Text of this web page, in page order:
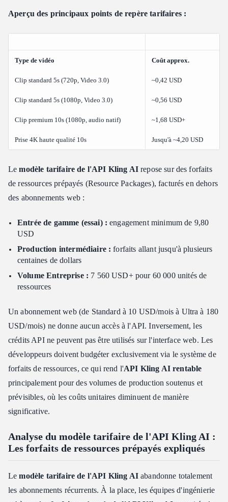
Aperçu des principaux points de repère tarifaires :
Type de vidéo Coût approx.
Clip standard 5s (720p, Video 3.0) ~0,42 USD
Clip standard 5s (1080p, Video 3.0) ~0,56 USD
Clip premium 10s (1080p, audio natif) ~1,68 USD+
Prise 4K haute qualité 10s Jusqu'à ~4,20 USD
Lemodèle tarifaire de l'API Kling AIrepose sur des forfaits
de ressources prépayés (Resource Packages), facturés en dehors
des abonnements web :
Entrée de gamme (essai) : engagement minimum de 9,80
USD
Production intermédiaire : forfaits allant jusqu'à plusieurs
centaines de dollars
Volume Entreprise : 7 560 USD+ pour 60 000 unités de
ressources
Un abonnement web (de Standard à 10 USD/mois à Ultra à 180
USD/mois) ne donne aucun accès à l'API. Inversement, les
crédits API ne peuvent pas être utilisés sur l'interface web. Les
développeurs doivent budgéter exclusivement via le système de
forfaits de ressources, ce qui rend l'API Kling AI rentable
principalement pour des volumes de production soutenus et
prévisibles, où les coûts unitaires diminuent de manière
significative.
Analyse du modèle tarifaire de l'API Kling AI :
Les forfaits de ressources prépayés expliqués
Lemodèle tarifaire de l'API Kling AIabandonne totalement
les abonnements récurrents. À la place, les équipes d'ingénierie